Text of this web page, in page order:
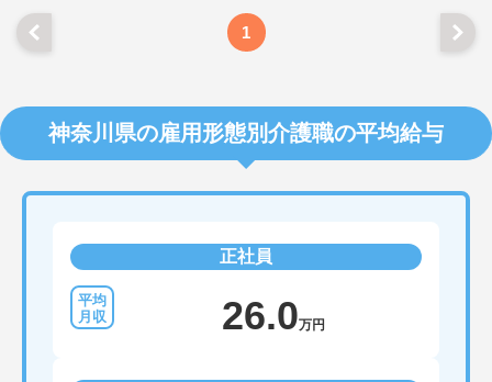
1
神奈川県の雇用形態別介護職の平均給与
正社員
26.0万円